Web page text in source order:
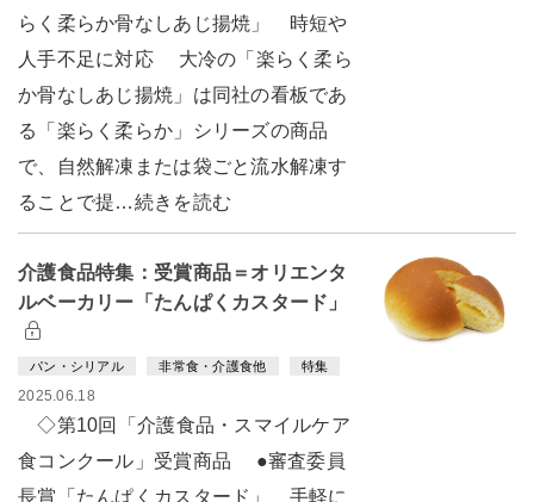
らく柔らか骨なしあじ揚焼」 時短や
人手不足に対応 大冷の「楽らく柔ら
か骨なしあじ揚焼」は同社の看板であ
る「楽らく柔らか」シリーズの商品
で、自然解凍または袋ごと流水解凍す
ることで提…続きを読む
介護食品特集：受賞商品＝オリエンタ
ルベーカリー「たんぱくカスタード」
パン・シリアル 非常食・介護食他 特集
2025.06.18
◇第10回「介護食品・スマイルケア
食コンクール」受賞商品 ●審査委員
長賞「たんぱくカスタード」 手軽に